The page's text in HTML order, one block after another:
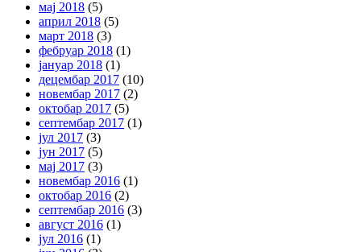
мај 2018 (5)
април 2018 (5)
март 2018 (3)
фебруар 2018 (1)
јануар 2018 (1)
децембар 2017 (10)
новембар 2017 (2)
октобар 2017 (5)
септембар 2017 (1)
јул 2017 (3)
јун 2017 (5)
мај 2017 (3)
новембар 2016 (1)
октобар 2016 (2)
септембар 2016 (3)
август 2016 (1)
јул 2016 (1)